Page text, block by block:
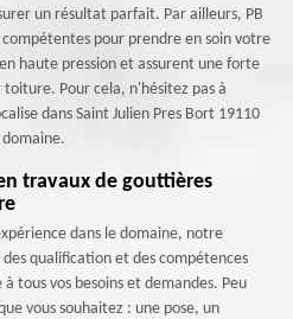
un résultat parfait. Par ailleurs, PB
pour prendre en soin votre
haute pression et assurent une forte
Pour cela, n'hésitez pas à
dans Saint Julien Pres Bort 19110
travaux de gouttières
dans le domaine, notre
qualification et des compétences
tous vos besoins et demandes. Peu
vous souhaitez : une pose, un